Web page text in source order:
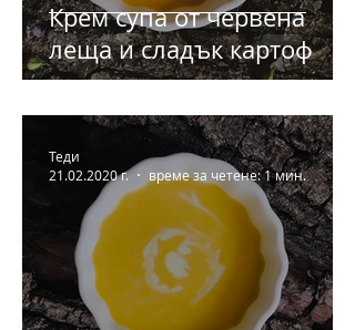
Крем супа от червена
леща и сладък картоф
Теди
21.02.2020 г.
време за четене: 1 мин.